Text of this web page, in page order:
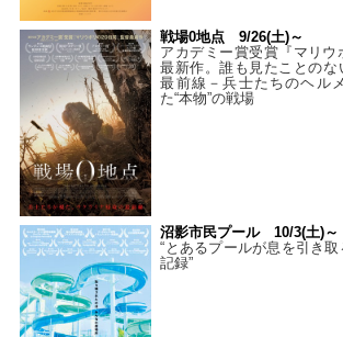
戦場0地点 9/26(土)～
アカデミー賞受賞『マリウ
最新作。誰も見たことの
最前線－兵士たちのヘル
た“本物”の戦場
沼影市民プール 10/3(土)～
“とあるプールが息を引き
記録”